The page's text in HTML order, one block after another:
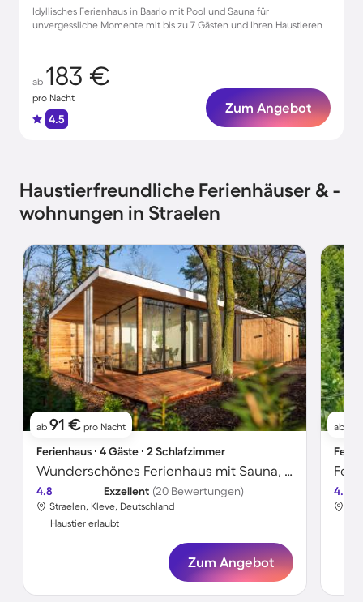
Idyllisches Ferienhaus in Baarlo mit Pool und Sauna für
unvergessliche Momente mit bis zu 7 Gästen und Ihren Haustieren
ab 183 €
pro Nacht
4.5
Zum Angebot
Haustierfreundliche Ferienhäuser & -
wohnungen in Straelen
ab 91 € pro Nacht
Ferienhaus ∙ 4 Gäste ∙ 2 Schlafzimmer
Wunderschönes Ferienhaus mit Sauna, Pool und Whirlpool | Haustierfreundlich
4.8 Exzellent (20 Bewertungen)
Straelen, Kleve, Deutschland
Haustier erlaubt
Zum Angebot
ab
4.0